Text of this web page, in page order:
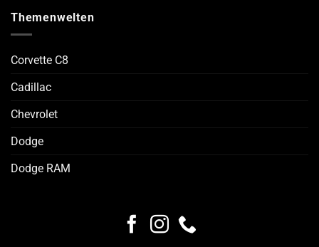
Themenwelten
Corvette C8
Cadillac
Chevrolet
Dodge
Dodge RAM